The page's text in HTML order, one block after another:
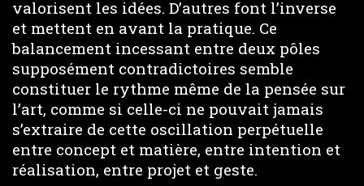
valorisent les idées. D’autres font l’inverse
et mettent en avant la pratique. Ce
balancement incessant entre deux pôles
supposément contradictoires semble
constituer le rythme même de la pensée sur
l’art, comme si celle-ci ne pouvait jamais
s’extraire de cette oscillation perpétuelle
entre concept et matière, entre intention et
réalisation, entre projet et geste.